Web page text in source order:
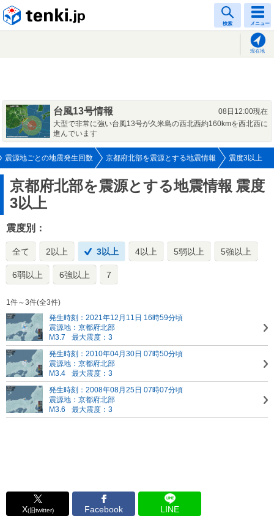
検索 メニュー
現在地
台風13号情報
08日12:00現在
大型で非常に強い台風13号が久米島の西北西約160kmを西北西に
進んでいます
震源地ごとの地震発生回数 京都府北部を震源とする地震情報 震度3以上
京都府北部を震源とする地震情報 震度
3以上
震度別：
全て 2以上 3以上 4以上 5弱以上 5強以上
6弱以上 6強以上 7
1件～3件(全3件)
発生時刻：2021年12月11日 16時59分頃
震源地：京都府北部
M3.7
最大震度：3
発生時刻：2010年04月30日 07時50分頃
震源地：京都府北部
M3.4
最大震度：3
発生時刻：2008年08月25日 07時07分頃
震源地：京都府北部
M3.6
最大震度：3
X(旧twitter) Facebook LINE